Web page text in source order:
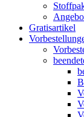
Gratisartikel